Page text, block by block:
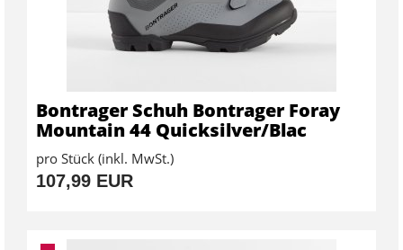
Bontrager Schuh Bontrager Foray
Mountain 44 Quicksilver/Blac
pro Stück (inkl. MwSt.)
107,99 EUR